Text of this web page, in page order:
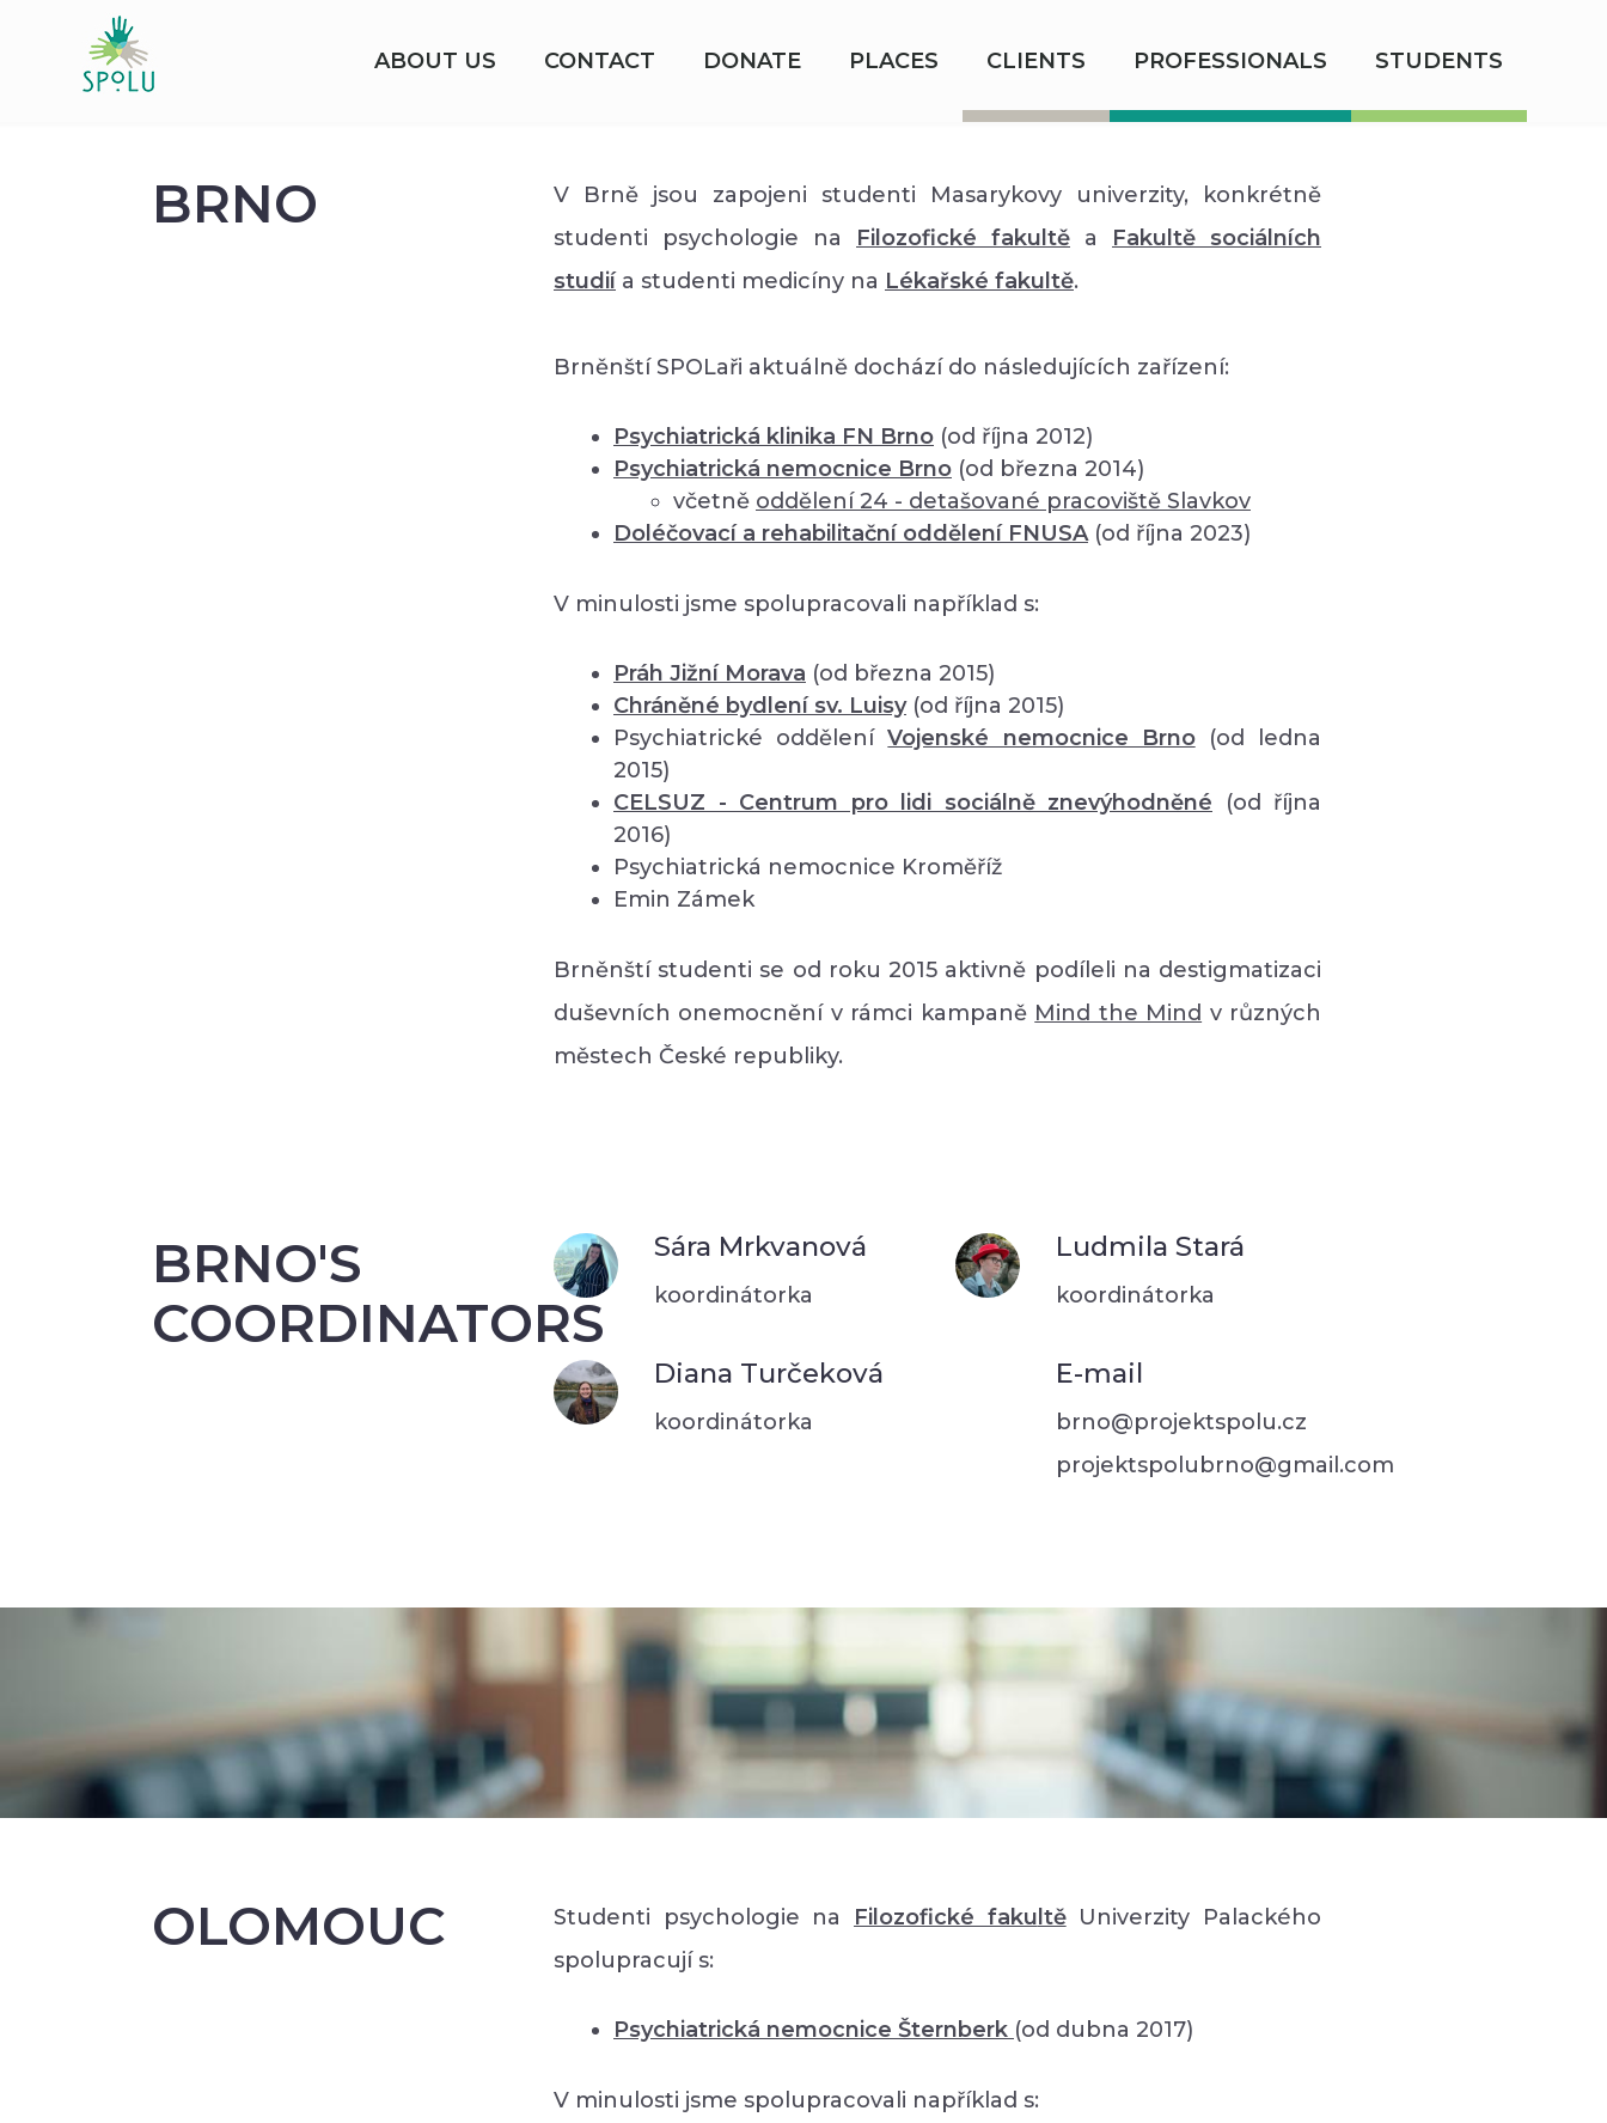
ABOUT US CONTACT DONATE PLACES CLIENTS PROFESSIONALS STUDENTS
BRNO
V Brně jsou zapojeni studenti Masarykovy univerzity, konkrétně
studenti psychologie na Filozofické fakultě a Fakultě sociálních
studií a studenti medicíny na Lékařské fakultě.
Brněnští SPOLaři aktuálně dochází do následujících zařízení:
Psychiatrická klinika FN Brno (od října 2012)
Psychiatrická nemocnice Brno (od března 2014)
včetně oddělení24 - detašované pracoviště Slavkov
Doléčovací a rehabilitační oddělení FNUSA (od října 2023)
V minulosti jsme spolupracovali například s:
Práh Jižní Morava (od března 2015)
Chráněné bydlení sv. Luisy (od října 2015)
Psychiatrické odděleníVojenské nemocnice Brno(od ledna
2015)
CELSUZ - Centrum pro lidi sociálně znevýhodněné
(od října
2016)
Psychiatrická nemocnice Kroměříž
Emin Zámek
Brněnští studenti se od roku 2015 aktivně podíleli na destigmatizaci
duševních onemocnění v rámci kampaně Mind the Mind v různých
městech České republiky.
BRNO'S
COORDINATORS
Sára Mrkvanová
koordinátorka
Ludmila Stará
koordinátorka
Diana Turčeková
koordinátorka
E-mail
brno@projektspolu.cz
projektspolubrno@gmail.com
OLOMOUC Studenti psychologie na Filozofické faku ltěUniverzity Palackého
spolupracují s:
Psychiatrická nemocnice Šternberk (od dubna 2017)
V minulosti jsme spolupracovali například s: